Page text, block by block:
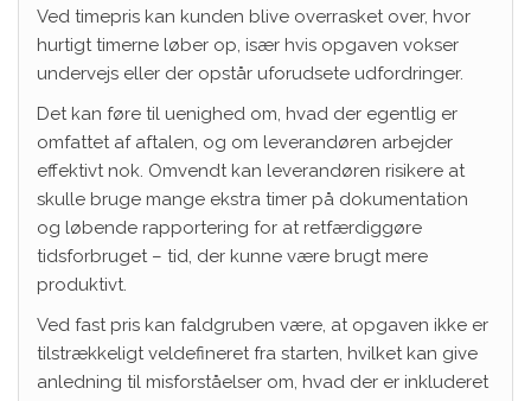
Ved timepris kan kunden blive overrasket over, hvor
hurtigt timerne løber op, især hvis opgaven vokser
undervejs eller der opstår uforudsete udfordringer.
Det kan føre til uenighed om, hvad der egentlig er
omfattet af aftalen, og om leverandøren arbejder
effektivt nok. Omvendt kan leverandøren risikere at
skulle bruge mange ekstra timer på dokumentation
og løbende rapportering for at retfærdiggøre
tidsforbruget – tid, der kunne være brugt mere
produktivt.
Ved fast pris kan faldgruben være, at opgaven ikke er
tilstrækkeligt veldefineret fra starten, hvilket kan give
anledning til misforståelser om, hvad der er inkluderet